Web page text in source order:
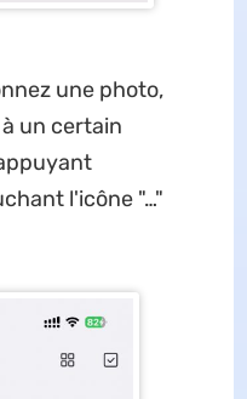
une photo,
un certain
l'icône "…"